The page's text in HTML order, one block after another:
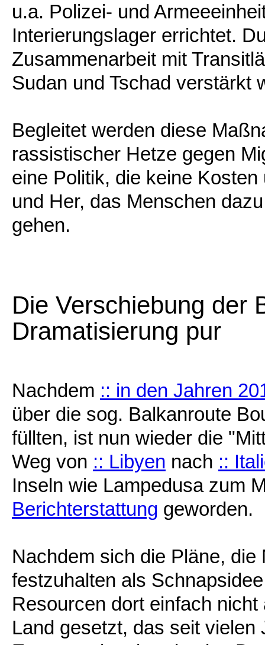
u.a. Polizei- und
Interierungslager errichtet.
Zusammenarbeit mit
Sudan und Tschad verstärkt
Begleitet werden diese
rassistischer Hetze gegen
eine Politik, die keine
und Her, das Menschen
gehen.
Die Verschiebung der
Dramatisierung pur
Nachdem :: in den Jahren
über die sog. Balkanroute
füllten, ist nun wieder die
Weg von :: Libyen nach ::
Inseln wie Lampedusa zum
Berichterstattung geworden.
Nachdem sich die Pläne,
festzuhalten als
Resourcen dort einfach
Land gesetzt, das seit